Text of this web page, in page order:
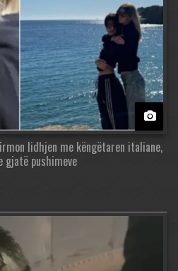
lidhjen me këngëtaren italiane,
gjatë pushimeve